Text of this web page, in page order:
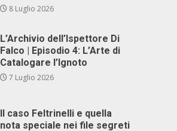
8 Luglio 2026
L’Archivio dell’Ispettore Di
Falco | Episodio 4: L’Arte di
Catalogare l’Ignoto
7 Luglio 2026
Il caso Feltrinelli e quella
nota speciale nei file segreti